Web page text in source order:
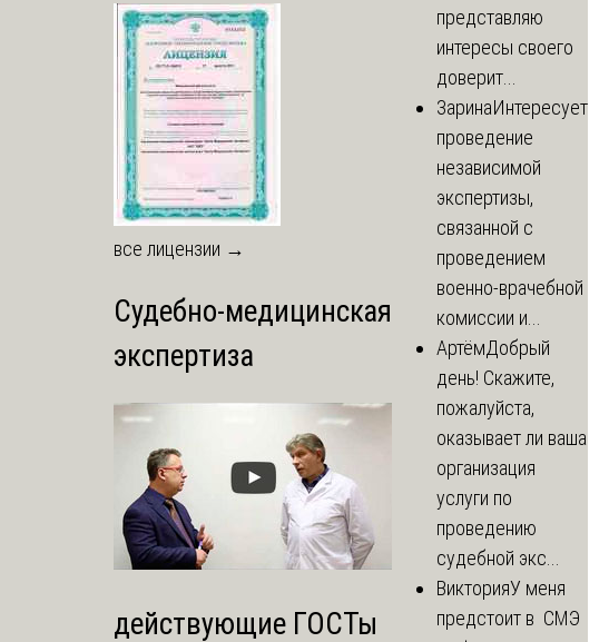
все лицензии →
Судебно-медицинская
экспертиза
действующие ГОСТы
представляю
интересы своего
доверит...
ЗаринаИнтересует
проведение
независимой
экспертизы,
связанной с
проведением
военно-врачебной
комиссии и...
АртёмДобрый
день! Скажите,
пожалуйста,
оказывает ли ваша
организация
услуги по
проведению
судебной экс...
ВикторияУ меня
предстоит в СМЭ